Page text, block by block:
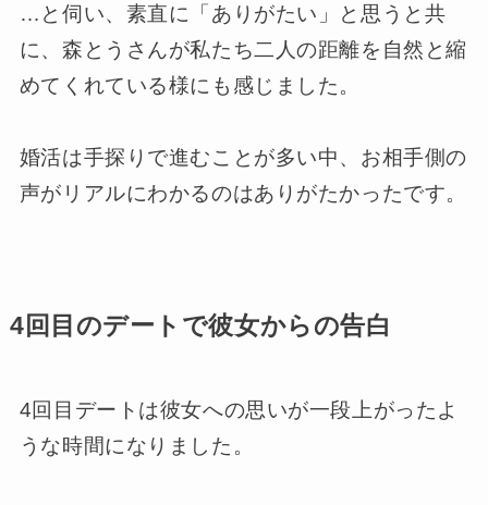
…と伺い、素直に「ありがたい」と思うと共
に、森とうさんが私たち二人の距離を自然と縮
めてくれている様にも感じました。
婚活は手探りで進むことが多い中、お相手側の
声がリアルにわかるのはありがたかったです。
4回目のデートで彼女からの告白
4回目デートは彼女への思いが一段上がったよ
うな時間になりました。